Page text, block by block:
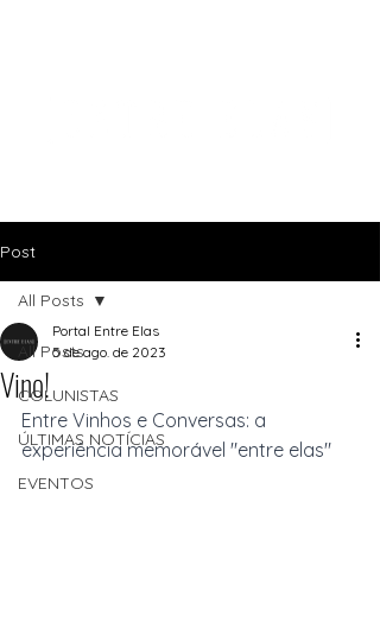
Post
All Posts
COLUNISTAS
ÚLTIMAS NOTÍCIAS
EVENTOS
All Posts
Vino!
Portal Entre Elas
5 de ago. de 2023
Entre Vinhos e Conversas: a
experiência memorável "entre elas"